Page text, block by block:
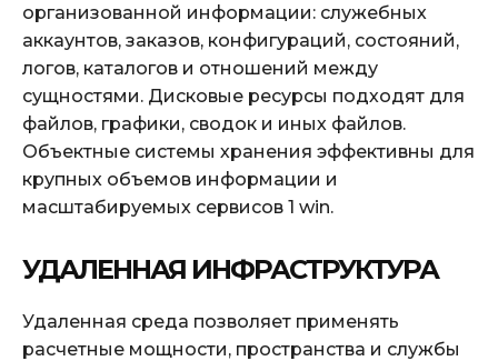
организованной информации: служебных
аккаунтов, заказов, конфигураций, состояний,
логов, каталогов и отношений между
сущностями. Дисковые ресурсы подходят для
файлов, графики, сводок и иных файлов.
Объектные системы хранения эффективны для
крупных объемов информации и
масштабируемых сервисов 1 win.
УДАЛЕННАЯ ИНФРАСТРУКТУРА
Удаленная среда позволяет применять
расчетные мощности, пространства и службы